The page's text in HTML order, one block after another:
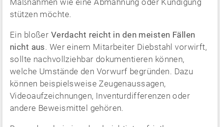
stützen möchte.
Ein bloßer Verdacht reicht in den meisten Fällen
nicht aus. Wer einem Mitarbeiter Diebstahl vorwirft,
sollte nachvollziehbar dokumentieren können,
welche Umstände den Vorwurf begründen. Dazu
können beispielsweise Zeugenaussagen,
Videoaufzeichnungen, Inventurdifferenzen oder
andere Beweismittel gehören.